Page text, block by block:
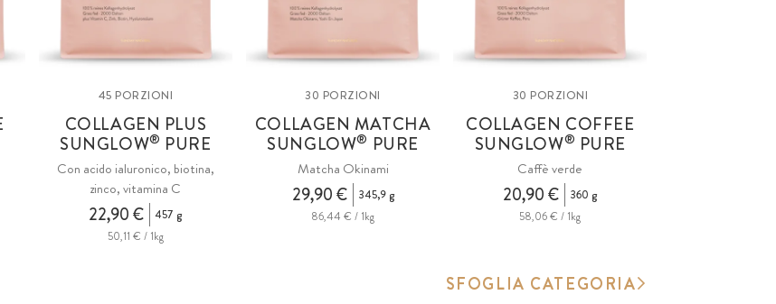
45 PORZIONI
COLLAGEN PLUS
SUNGLOW® PURE
Con acido ialuronico, biotina,
zinco, vitamina C
22,90 €
457 g
50,11 € / 1kg
30 PORZIONI
COLLAGEN MATCHA
SUNGLOW® PURE
Matcha Okinami
29,90 €
345,9 g
86,44 € / 1kg
30 PORZIONI
COLLAGEN COFFEE
SUNGLOW® PURE
Caffè verde
20,90 €
360 g
58,06 € / 1kg
SFOGLIA CATEGORIA